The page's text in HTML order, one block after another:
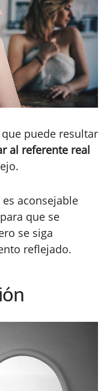
puede resultar
al referente real
aconsejable
que se
se siga
reflejado.